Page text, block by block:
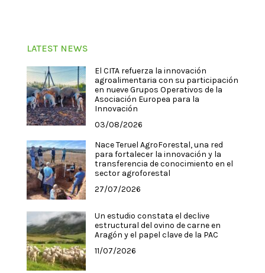
LATEST NEWS
El CITA refuerza la innovación
agroalimentaria con su participación
en nueve Grupos Operativos de la
Asociación Europea para la
Innovación
03/08/2026
Nace Teruel AgroForestal, una red
para fortalecer la innovación y la
transferencia de conocimiento en el
sector agroforestal
27/07/2026
Un estudio constata el declive
estructural del ovino de carne en
Aragón y el papel clave de la PAC
11/07/2026